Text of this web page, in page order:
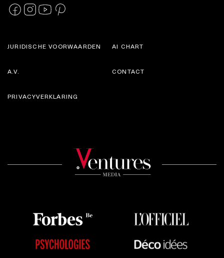
JURIDISCHE VOORWAARDEN
A.V.
AI CHART
CONTACT
PRIVACYVERKLARING